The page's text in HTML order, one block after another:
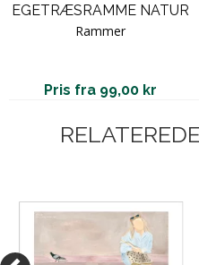
EGETRÆSRAMME NATUR
Rammer
Pris fra 99,00 kr